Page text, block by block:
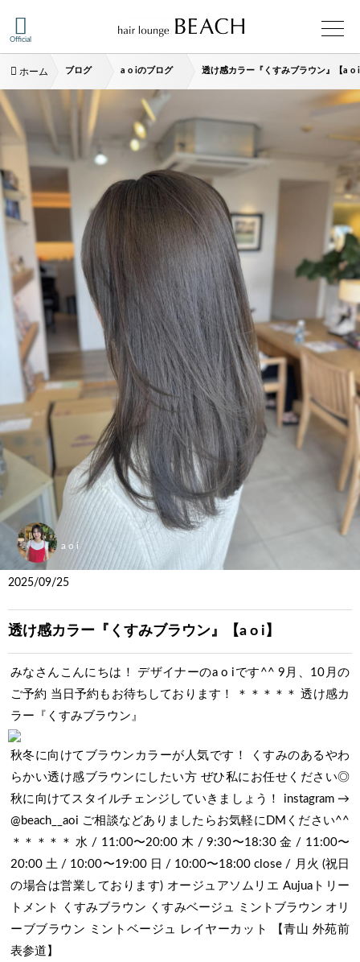
Official
ホーム ブログ a o iのブログ 透け感カラー『くすみブラウン』【a o
a o i
2025/09/25
透け感カラー『くすみブラウン』【a o i】
みなさんこんにちは！ デザイナーのa o iです^^ 9月、10月の
ご予約 当日予約もお待ちしております！ ＊＊＊＊＊ 透け感カ
ラー『くすみブラウン』
秋冬に向けてブラウンカラーが人気です！ くすみのあるやわ
らかい透け感ブラウンにしたい方 ぜひ私にお任せください◎
秋に向けてスタイルチェンジしていきましょう！ instagram →
@beach__aoi ご相談などありましたらお気軽にDMください^^
＊＊＊＊＊ 水 / 11:00〜20:00 木 / 9:30〜18:30 金 / 11:00〜
20:00 土 / 10:00〜19:00 日 / 10:00〜18:00 close / 月火 (祝日
の場合は営業しております) オージュアソムリエ Aujuaトリー
トメント くすみブラウン くすみベージュ ミントブラウン オリ
ーブブラウン ミントベージュ レイヤーカット 【青山 外苑前
表参道】